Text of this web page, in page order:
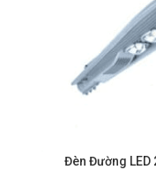
Đèn Đường LED